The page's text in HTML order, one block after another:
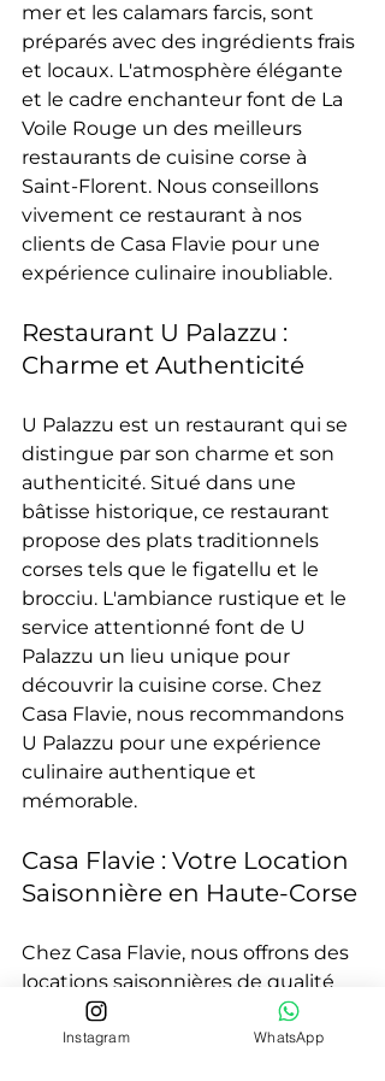
mer et les calamars farcis, sont
préparés avec des ingrédients frais
et locaux. L'atmosphère élégante
et le cadre enchanteur font de La
Voile Rouge un des meilleurs
restaurants de cuisine corse à
Saint-Florent. Nous conseillons
vivement ce restaurant à nos
clients de Casa Flavie pour une
expérience culinaire inoubliable.
Restaurant U Palazzu :
Charme et Authenticité
U Palazzu est un restaurant qui se
distingue par son charme et son
authenticité. Situé dans une
bâtisse historique, ce restaurant
propose des plats traditionnels
corses tels que le figatellu et le
brocciu. L'ambiance rustique et le
service attentionné font de U
Palazzu un lieu unique pour
découvrir la cuisine corse. Chez
Casa Flavie, nous recommandons
U Palazzu pour une expérience
culinaire authentique et
mémorable.
Casa Flavie : Votre Location
Saisonnière en Haute-Corse
Chez Casa Flavie, nous offrons des
locations saisonnières de qualité
en Haute-Corse, idéales pour les
familles, les couples et les groupes
Instagram WhatsApp